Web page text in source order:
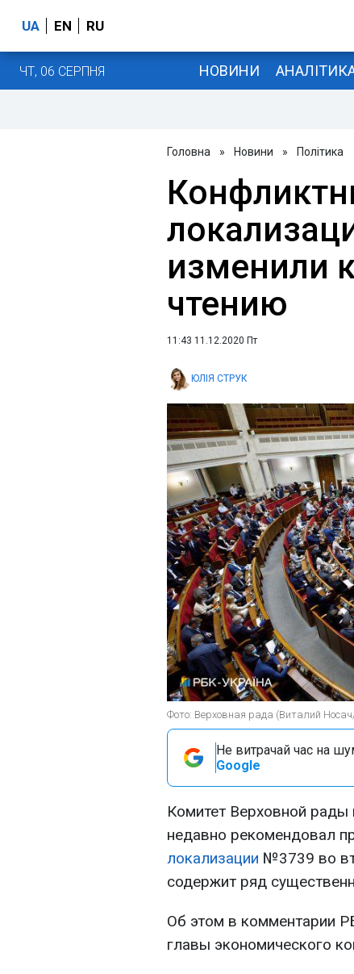
UA EN RU
ЧТ, 06 СЕРПНЯ НОВИНИ
Головна » Новини » Політика
изменили
чтению
11:43 11.12.2020 Пт
ЮЛІЯ СТРУК
Фото: Верховная рада (Виталий
Не витрачай час на
Google
Комитет Верховной рады
недавно рекомендовал
локализации №3739 во
содержит ряд
Об этом в комментарии
главы экономического